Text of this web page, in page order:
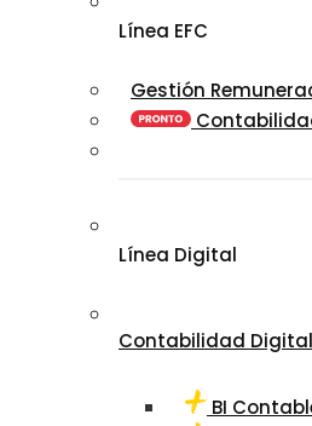
Línea EFC
Gestión
Línea Digital
Contabilidad Digital
BI